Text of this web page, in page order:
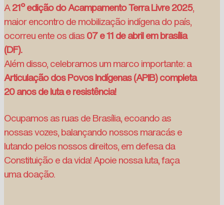
A21º edição do Acampamento Terra Livre 2025,
maior encontro de mobilização indígena do país,
ocorreu ente os dias07 e 11 de abril em brasília
(DF).
Além disso, celebramos um marco importante: a
Articulação dos Povos Indígenas (APIB) completa
20 anos de luta e resistência!
Ocupamos as ruas de Brasília, ecoando as
nossas vozes, balançando nossos maracás e
lutando pelos nossos direitos, em defesa da
Constituição e da vida! Apoie nossa luta, faça
uma doação.